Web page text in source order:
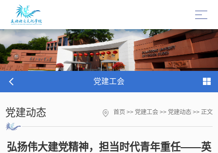
党建工会
党建动态 首页 >> 党建工会>> 党建动态>> 正文
弘扬伟大建党精神，担当时代青年重任——英